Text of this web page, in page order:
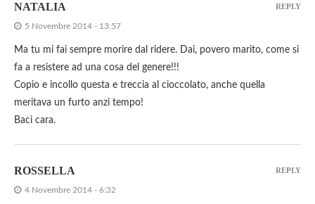
NATALIA
5 Novembre 2014 - 13:57
Ma tu mi fai sempre morire dal ridere. Dai, povero marito, come si
fa a resistere ad una cosa del genere!!!
Copio e incollo questa e treccia al cioccolato, anche quella
meritava un furto anzi tempo!
Baci cara.
REPLY
ROSSELLA
4 Novembre 2014 - 6:32
REPLY